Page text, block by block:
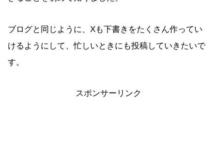
ブログと同じように、Xも下書きをたくさん作ってい
けるようにして、忙しいときにも投稿していきたいで
す。
スポンサーリンク